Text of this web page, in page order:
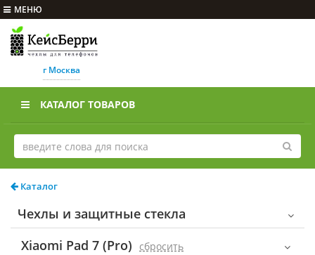
МЕНЮ
г Москва
КАТАЛОГ ТОВАРОВ
Каталог
Чехлы и защитные стекла
Xiaomi Pad 7 (Pro)
cбросить